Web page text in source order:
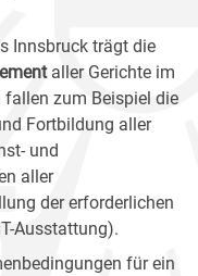
Innsbruck trägt die
aller Gerichte im
fallen zum Beispiel die
Fortbildung aller
und
aller
der erforderlichen
Ausstattung).
für ein